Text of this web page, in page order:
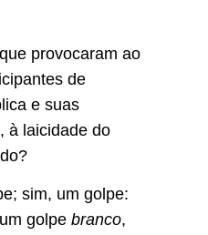
provocaram ao
de
e suas
à laicidade do
sim, um golpe:
golpe branco,